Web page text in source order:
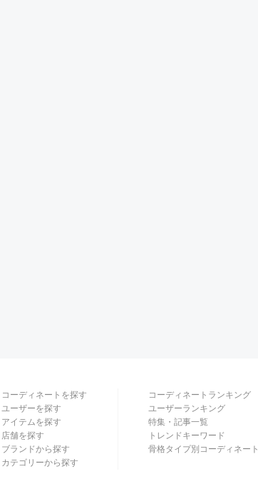
コーディネートを探す
ユーザーを探す
アイテムを探す
店舗を探す
ブランドから探す
カテゴリーから探す
コーディネートランキング
ユーザーランキング
特集・記事一覧
トレンドキーワード
骨格タイプ別コーディネート